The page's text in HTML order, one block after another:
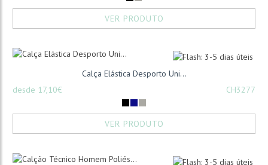
VER PRODUTO
Calça Elástica Desporto Uni...
desde 17,10€
CH3277
VER PRODUTO